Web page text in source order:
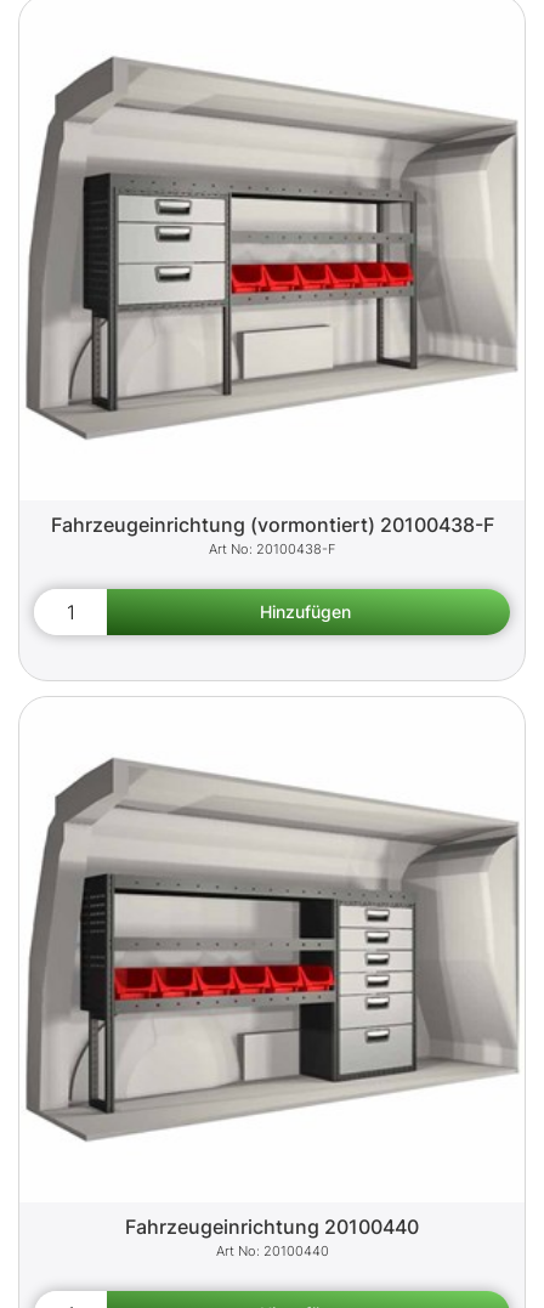
Fahrzeugeinrichtung (vormontiert) 20100438-F
20100438-F
Fahrzeugeinrichtung 20100440
20100440